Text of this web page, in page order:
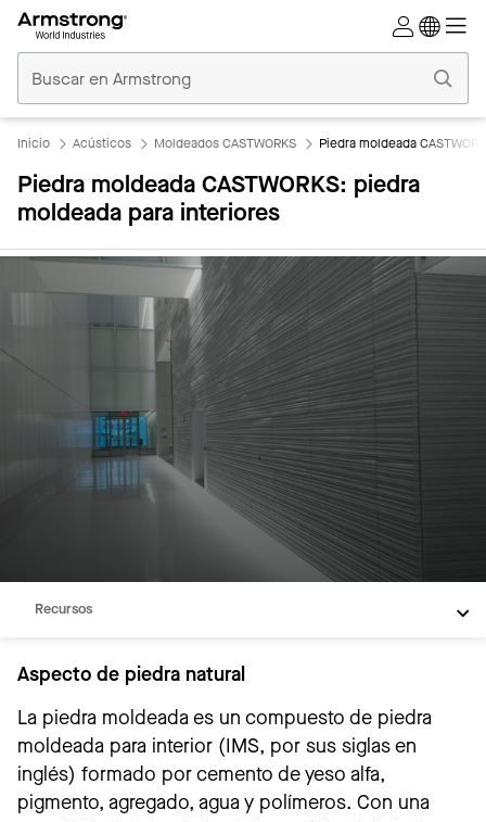
Comerciales
Inicio
Inicio Acústicos Moldeados CASTWORKS Piedra moldeada
Piedra moldeada CASTWORKS: piedra
moldeada para interiores
Detalles del material
Recursos
Aspecto de piedra natural
La piedra moldeada es un compuesto de piedra
moldeada para interior (IMS, por sus siglas en
inglés) formado por cemento de yeso alfa,
pigmento, agregado, agua y polímeros. Con una